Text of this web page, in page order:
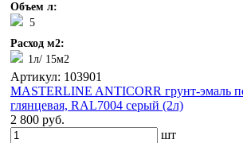
Объем л:
5
Расход м2:
1л/ 15м2
Артикул: 103901
MASTERLINE ANTICORR грунт-эмаль
глянцевая, RAL7004 серый (2л)
2 800 руб.
шт